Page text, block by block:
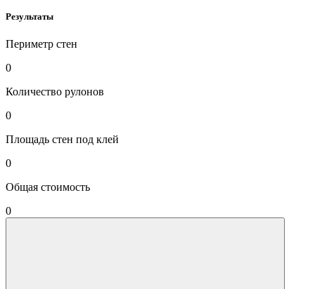
Результаты
Периметр стен
0
Количество рулонов
0
Площадь стен под клей
0
Общая стоимость
0